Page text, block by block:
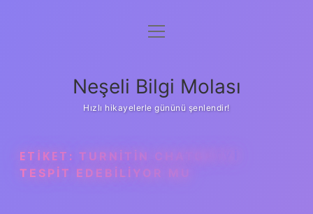
Anasayfa
Yasal Uyarı
menüyü
Neşeli Bilgi Molası
Hızlı hikayelerle gününü şenlendir!
ETIKET: TURNITIN CHATGPTYI
TESPIT EDEBILIYOR MU